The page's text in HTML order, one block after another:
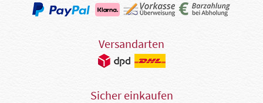
Versandarten
Sicher einkaufen